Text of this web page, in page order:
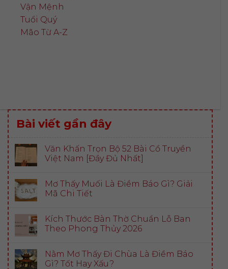
Vận Mệnh
Tuổi Quý
Mão Từ A-Z
Bài viết gần đây
Văn Khấn Trọn Bộ 52 Bài Cổ Truyền
Việt Nam [Đầy Đủ Nhất]
Mơ Thấy Muối Là Điềm Báo Gì? Giải
Mã Chi Tiết
Kích Thước Bàn Thờ Chuẩn Lỗ Ban
Theo Phong Thủy 2026
Nằm Mơ Thấy Đi Chùa Là Điềm Báo
Gì? Tốt Hay Xấu?